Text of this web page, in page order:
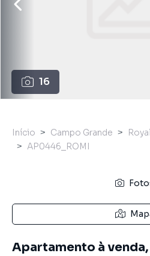
16
Início Campo Grande
AP0446_ROMI
Apartamento à venda,